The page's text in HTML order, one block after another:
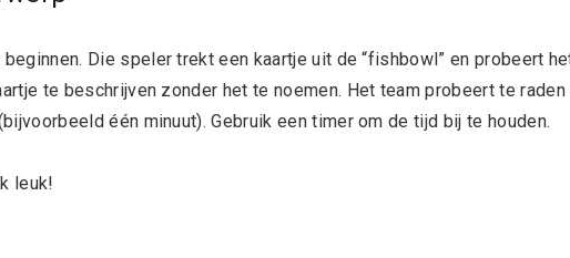
Die speler trekt een kaartje uit de “fishbowl” en probeert
te beschrijven zonder het te noemen. Het team probeert te raden
één minuut). Gebruik een timer om de tijd bij te houden.
leuk!